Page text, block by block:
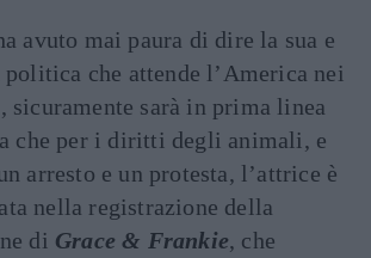
avuto mai paura di dire la sua e
politica che attende l’America nei
sicuramente sarà in prima linea
che per i diritti degli animali, e
arresto e un protesta, l’attrice è
nella registrazione della
di Grace & Frankie, che